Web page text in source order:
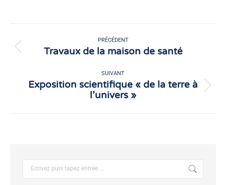
article
PRÉCÉDENT
Article
Travaux de la maison de santé
SUIVANT
Article
suivant
Exposition scientifique « de la terre à
l’univers »